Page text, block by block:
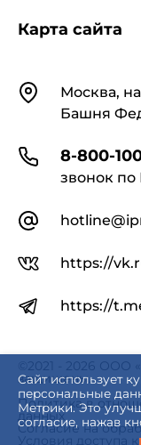
Сайт использует
персональные
Метрики. Это
согласие, нажав
КонтактыМосква,
Башня
8-800-
звонок
https://
https://
Карта сайта
©2021 - 2026 ООО
защищены.
Политика в
данных
Согласие на
Условия доступа к